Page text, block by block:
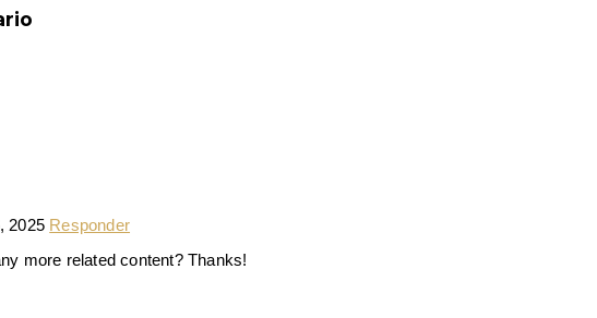
2025 Responder
more related content? Thanks!